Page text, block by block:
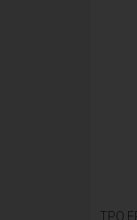
TPO